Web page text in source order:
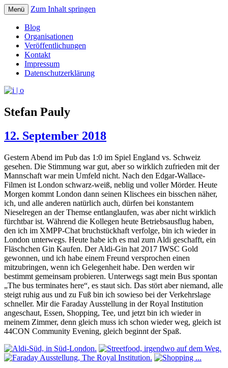
i | o
Menü Zum Inhalt springen
Blog
Organisationen
Veröffentlichungen
Kontakt
Impressum
Datenschutzerklärung
Stefan Pauly
12. September 2018
Gestern Abend im Pub das 1:0 im Spiel England vs. Schweiz
gesehen. Die Stimmung war gut, aber so wirklich zufrieden mit der
Mannschaft war mein Umfeld nicht. Nach den Edgar-Wallace-
Filmen ist London schwarz-weiß, neblig und voller Mörder. Heute
Morgen kommt London dann seinen Klischees ein bisschen näher,
ich, und alle anderen natürlich auch, dürfen bei konstantem
Nieselregen an der Themse entlanglaufen, was aber nicht wirklich
fürchtbar ist. Während die Kollegen heute Betriebsausflug haben,
den ich im XMPP-Chat bruchstückhaft verfolge, bin ich wieder in
London unterwegs. Heute habe ich es mal zum Aldi geschafft, ein
Fläschchen Gin Kaufen. Der Aldi-Gin hat 2017 IWSC Gold
gewonnen, und ich habe einem Freund versprochen einen
mitzubringen, wenn ich Gelegenheit habe. Den werden wir
bestimmt gemeinsam probieren. Unterwegs sagt mein Bus spontan
„The bus terminates here“, es staut sich. Das stört aber niemand, alle
steigt ruhig aus und zu Fuß bin ich sowieso bei der Verkehrslage
schneller. Mir die Faraday Ausstellung in der Royal Institution
angeschaut, Essen, Shopping, Tee, und jetzt bin ich wieder in
meinem Zimmer, denn gleich muss ich schon wieder weg, gleich ist
44CON Community Evening, gleich beginnt der Spaß.